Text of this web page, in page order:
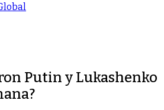
Putin y Lukashenko